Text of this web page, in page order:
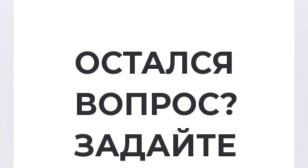
ОСТАЛСЯ
ВОПРОС?
ЗАДАЙТЕ